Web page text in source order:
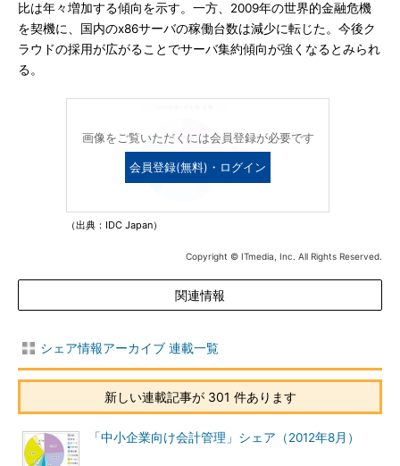
比は年々増加する傾向を示す。一方、2009年の世界的金融危機
を契機に、国内のx86サーバの稼働台数は減少に転じた。今後ク
ラウドの採用が広がることでサーバ集約傾向が強くなるとみられ
る。
画像をご覧いただくには会員登録が必要です
会員登録(無料)・ログイン
（出典：IDC Japan）
Copyright © ITmedia, Inc. All Rights Reserved.
関連情報
シェア情報アーカイブ 連載一覧
新しい連載記事が 301 件あります
「中小企業向け会計管理」シェア（2012年8月）